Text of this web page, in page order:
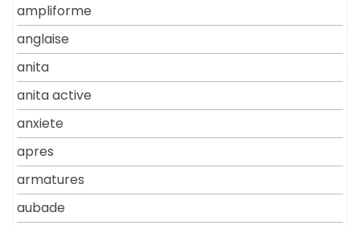
ampliforme
anglaise
anita
anita active
anxiete
apres
armatures
aubade